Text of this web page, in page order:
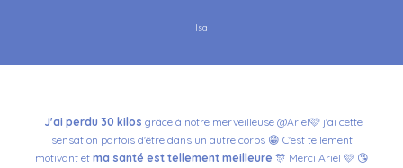
Isa
J'ai perdu 30 kilos grâce à notre merveilleuse @Ariel🩷 j'ai cette
sensation parfois d'être dans un autre corps 😁 C'est tellement
motivant et ma santé est tellement meilleure 🎊 Merci Ariel 🩷 😘